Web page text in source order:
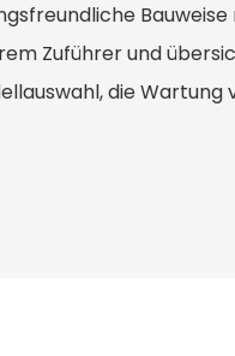
Bauweise
Zuführer und
die Wartung